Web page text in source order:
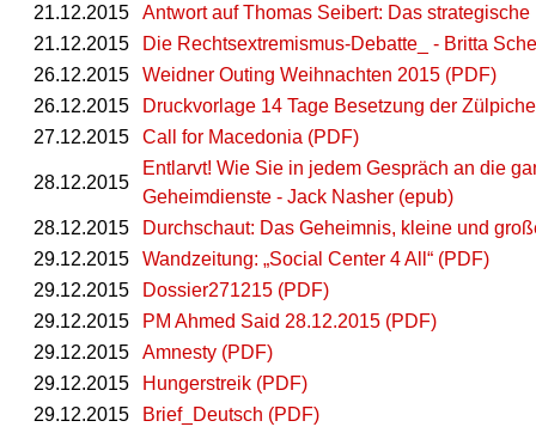
21.12.2015
Antwort auf Thomas Seibert: Das
21.12.2015
Die Rechtsextremismus-Debatte_ - Britta
26.12.2015
Weidner Outing Weihnachten 2015 (PDF)
26.12.2015
Druckvorlage 14 Tage Besetzung der
27.12.2015
Call for Macedonia (PDF)
28.12.2015
Entlarvt! Wie Sie in jedem Gespräch an die
Geheimdienste - Jack Nasher (epub)
28.12.2015
Durchschaut: Das Geheimnis, kleine und
29.12.2015
Wandzeitung: „Social Center 4 All“ (PDF)
29.12.2015
Dossier271215 (PDF)
29.12.2015
PM Ahmed Said 28.12.2015 (PDF)
29.12.2015
Amnesty (PDF)
29.12.2015
Hungerstreik (PDF)
29.12.2015
Brief_Deutsch (PDF)